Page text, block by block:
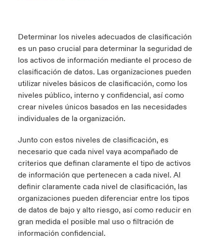
Determinar los niveles adecuados de clasificación
es un paso crucial para determinar la seguridad de
los activos de información mediante el proceso de
clasificación de datos. Las organizaciones pueden
utilizar niveles básicos de clasificación, como los
niveles público, interno y confidencial, así como
crear niveles únicos basados en las necesidades
individuales de la organización.
Junto con estos niveles de clasificación, es
necesario que cada nivel vaya acompañado de
criterios que definan claramente el tipo de activos
de información que pertenecen a cada nivel. Al
definir claramente cada nivel de clasificación, las
organizaciones pueden diferenciar entre los tipos
de datos de bajo y alto riesgo, así como reducir en
gran medida el posible mal uso o filtración de
información confidencial.